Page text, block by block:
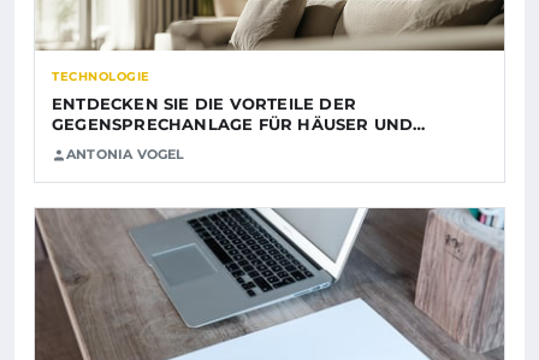
TECHNOLOGIE
ENTDECKEN SIE DIE VORTEILE DER
GEGENSPRECHANLAGE FÜR HÄUSER UND…
ANTONIA VOGEL